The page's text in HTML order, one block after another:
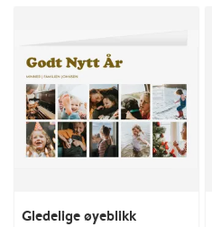
Gledelige øyeblikk